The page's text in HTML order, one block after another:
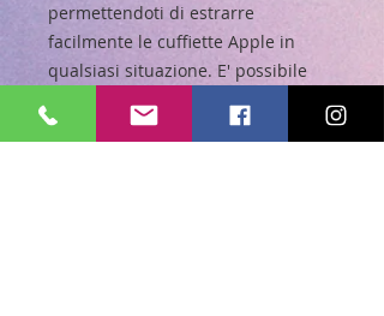
permettendoti di estrarre
facilmente le cuffiette Apple in
qualsiasi situazione. E' possibile
rimuoverloed usarlo per
personalizzare i tuoi accessori o